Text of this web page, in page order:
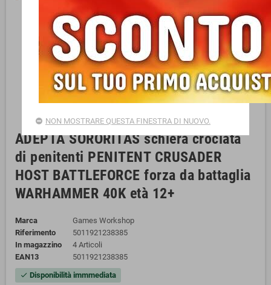
ADEPTA SORORITAS schiera crociata
di penitenti PENITENT CRUSADER
HOST BATTLEFORCE forza da battaglia
WARHAMMER 40K età 12+
Marca
Games Workshop
Riferimento
5011921238385
In magazzino
4 Articoli
EAN13
5011921238385
check Disponibilità immmediata
NON MOSTRARE QUESTA FINESTRA DI NUOVO.